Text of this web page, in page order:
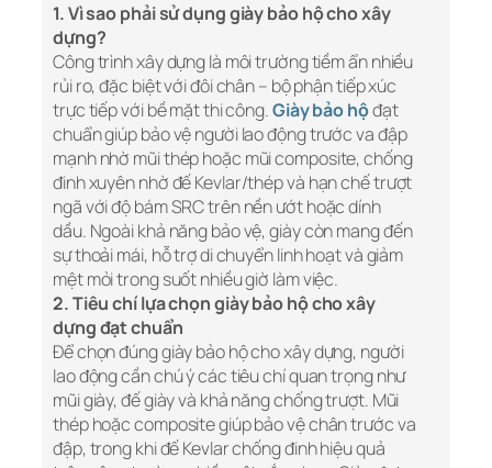
1. Vì sao phải sử dụng giày bảo hộ cho xây
dựng?
Công trình xây dựng là môi trường tiềm ẩn nhiều
rủi ro, đặc biệt với đôi chân – bộ phận tiếp xúc
trực tiếp với bề mặt thi công.Giày bảo hộđạt
chuẩn giúp bảo vệ người lao động trước va đập
mạnh nhờ mũi thép hoặc mũi composite, chống
đinh xuyên nhờ đế Kevlar/thép và hạn chế trượt
ngã với độ bám SRC trên nền ướt hoặc dính
dầu. Ngoài khả năng bảo vệ, giày còn mang đến
sự thoải mái, hỗ trợ di chuyển linh hoạt và giảm
mệt mỏi trong suốt nhiều giờ làm việc.
2. Tiêu chí lựa chọn giày bảo hộ cho xây
dựng đạt chuẩn
Để chọn đúng giày bảo hộ cho xây dựng, người
lao động cần chú ý các tiêu chí quan trọng như
mũi giày, đế giày và khả năng chống trượt. Mũi
thép hoặc composite giúp bảo vệ chân trước va
đập, trong khi đế Kevlar chống đinh hiệu quả